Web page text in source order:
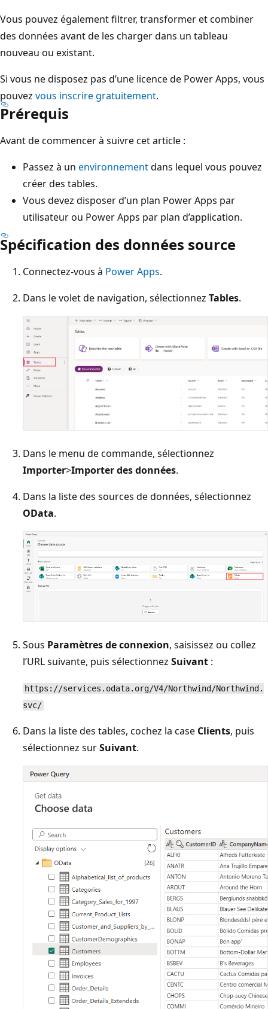
Vous pouvez également filtrer, transformer et combiner
des données avant de les charger dans un tableau
nouveau ou existant.
Si vous ne disposez pas d’une licence de Power Apps, vous
pouvez vous inscrire gratuitement.
Prérequis
Avant de commencer à suivre cet article :
Passez à un environnementdans lequel vous pouvez
créer des tables.
Vous devez disposer d’un plan Power Apps par
utilisateur ou Power Apps par plan d’application.
Spécification des données source
Connectez-vous à Power Apps.
Dans le volet de navigation, sélectionnez Tables.
Dans le menu de commande, sélectionnez
Importer>Importer des données.
Dans la liste des sources de données, sélectionnez
OData.
Sous Paramètres de connexion, saisissez ou collez
l’URL suivante, puis sélectionnez Suivant :
https://services.odata.org/V4/Northwind/Northwind.
svc/
Dans la liste des tables, cochez la case Clients, puis
sélectionnez surSuivant.